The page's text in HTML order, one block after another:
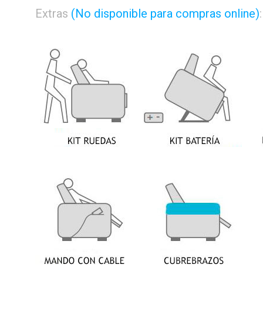
Extras (No disponible para compras online):